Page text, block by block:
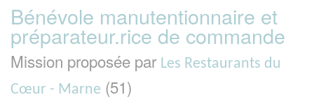
Bénévole manutentionnaire et
préparateur.rice de commande
Mission proposée par Les Restaurants du
Cœur - Marne (51)